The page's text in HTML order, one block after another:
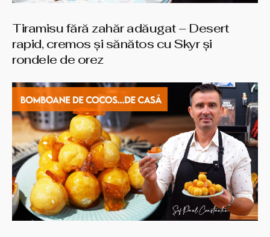
Tiramisu fără zahăr adăugat – Desert
rapid, cremos și sănătos cu Skyr și
rondele de orez